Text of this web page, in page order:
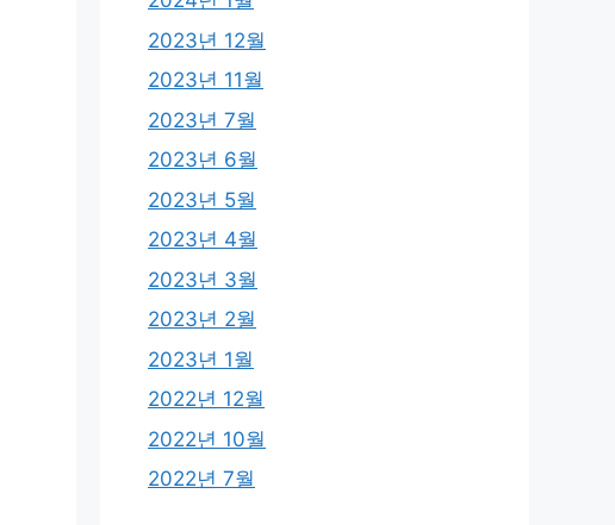
2023년 12월
2023년 11월
2023년 7월
2023년 6월
2023년 5월
2023년 4월
2023년 3월
2023년 2월
2023년 1월
2022년 12월
2022년 10월
2022년 7월